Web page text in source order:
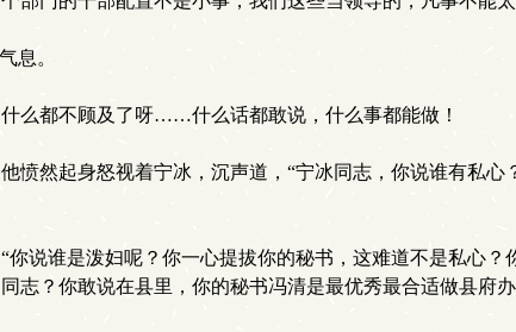
息。
么都不顾及了呀……什么话都敢说，什么事都能做！
然起身怒视着宁冰，沉声道，“宁冰同志，你说谁有私
说谁是泼妇呢？你一心提拔你的秘书，这难道不是私心
志？你敢说在县里，你的秘书冯清是最优秀最合适做县府